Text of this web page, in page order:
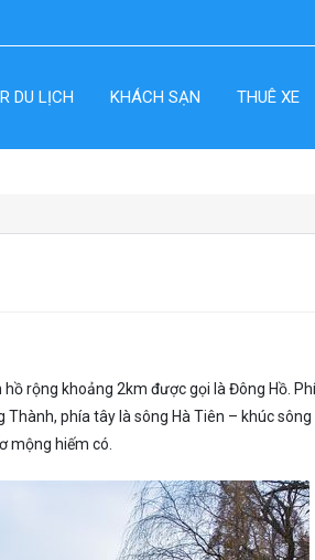
DU LỊCH KHÁCH SẠN THUÊ XE
rộng khoảng 2km được gọi là Đông Hồ.
phía tây là sông Hà Tiên – khúc sông
mộng hiếm có.